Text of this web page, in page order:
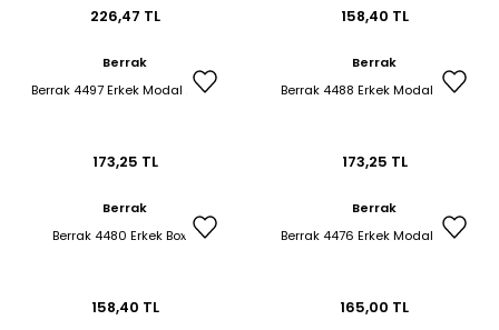
226,47 TL 158,40 TL
Berrak
Berrak 4497 Erkek Modal Boxer
173,25 TL
Berrak
Berrak 4488 Erkek Modal Boxer
173,25 TL
Berrak
Berrak 4480 Erkek Boxer
158,40 TL
Berrak
Berrak 4476 Erkek Modal Boxer
165,00 TL